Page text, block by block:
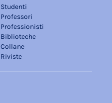
Studenti
Professori
Professionisti
Biblioteche
Collane
Riviste